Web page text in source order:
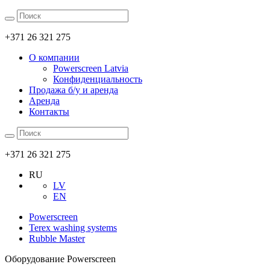
+371 26 321 275
О компании
Powerscreen Latvia
Конфиденциальность
Продажа б/у и аренда
Аренда
Контакты
+371 26 321 275
RU
LV
EN
Powerscreen
Terex washing systems
Rubble Master
Оборудование Powerscreen